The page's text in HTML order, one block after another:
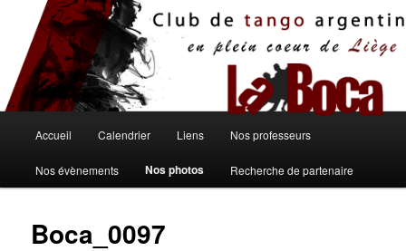
contenu
principal
principal
Accueil Calendrier Liens Nos professeurs
Nos évènements Nos photos Recherche de partenaire
Boca_0097